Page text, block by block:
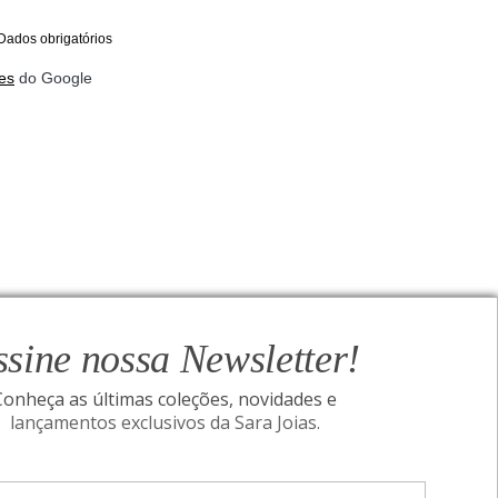
nossa Newsletter!
as últimas coleções, novidades e
lançamentos exclusivos da Sara Joias.
obrigatórios
do Google
Assine nossa Newsletter!
SIGA-NOS